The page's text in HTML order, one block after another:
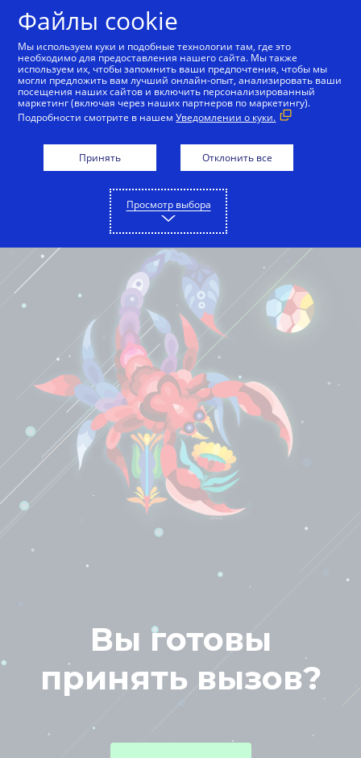
Русский
Вы готовы
принять вызов?
Файлы cookie
Мы используем куки и подобные технологии там, где это
необходимо для предоставления нашего сайта. Мы также
используем их, чтобы запомнить ваши предпочтения, чтобы мы
могли предложить вам лучший онлайн-опыт, анализировать ваши
посещения наших сайтов и включить персонализированный
маркетинг (включая через наших партнеров по маркетингу).
Подробности смотрите в нашемУведомлении о куки.
Принять Отклонить все
Просмотр выбора